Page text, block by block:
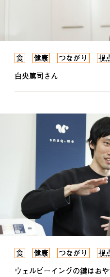
食 健康 つながり 視
白央篤司さん
食 健康 つながり 視
ウェルビーイングの鍵はお